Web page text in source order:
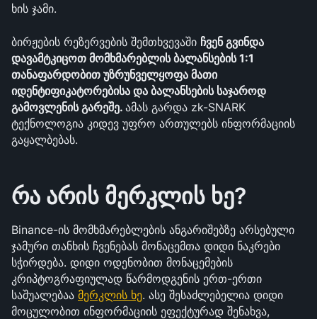
ხის ჯამი.
ბირჟების რეზერვების შემთხვევაში ჩვენ გვინდა
დავამტკიცოთ მომხმარებლის ბალანსების 1:1
თანაფარდობით უზრუნველყოფა მათი
იდენტიფიკატორებისა და ბალანსების საჯაროდ
გამოვლენის გარეშე. ამას გარდა zk-SNARK
ტექნოლოგია კიდევ უფრო ართულებს ინფორმაციის
გაყალბებას.
რა არის მერკლის ხე?
Binance-ის მომხმარებლების ანგარიშებზე არსებული
ჯამური თანხის ჩვენებას მონაცემთა დიდი ნაკრები
სჭირდება. დიდი ოდენობით მონაცემების
კრიპტოგრაფიულად წარმოდგენის ერთ-ერთი
საშუალებაა მერკლის ხე. ასე შესაძლებელია დიდი
მოცულობით ინფორმაციის ეფექტურად შენახვა,